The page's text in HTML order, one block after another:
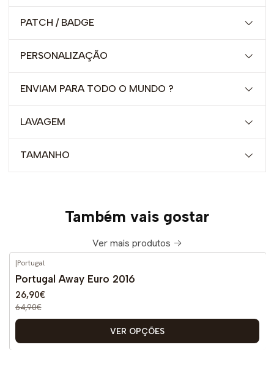
PATCH / BADGE
PERSONALIZAÇÃO
ENVIAM PARA TODO O MUNDO ?
LAVAGEM
TAMANHO
Também vais gostar
Ver mais produtos
DESCONTO
|Portugal
Portugal Away Euro 2016
26,90€
64,90€
VER OPÇÕES